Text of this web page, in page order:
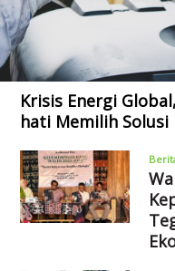
Krisis Energi
hati Memilih Solusi